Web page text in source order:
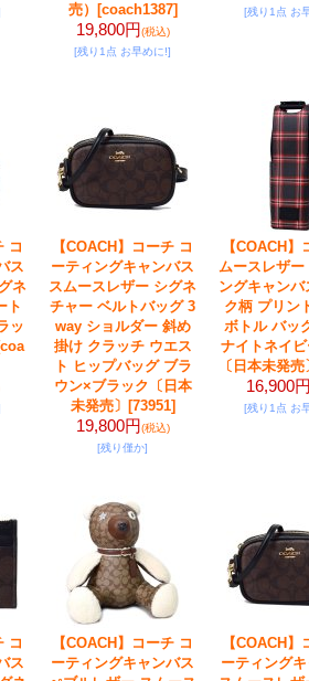
売）
[coach1387]
19,800円(税込)
[残り1点 お早めに!]
[残り1点 お
コ
ス
ネ
ト
ッ
【COACH】コーチ コ
ーティングキャンバス
スムースレザー シグネ
チャー ベルトバッグ 3
way ショルダー 斜め
掛け クラッチ ウエス
ト ヒップバッグ ブラ
ウン×ブラック〔日本
未発売〕 [73951]
19,800円(税込)
[残り僅か]
【COACH】
ムースレザー
ングキャンバ
ク柄 プリン
ボトル バッ
ナイトネイ
〔日本未発売
16,900円
[残り1点 お
コ
ス
【COACH】コーチ コ
ーティングキャンバス
【COACH】
ーティング